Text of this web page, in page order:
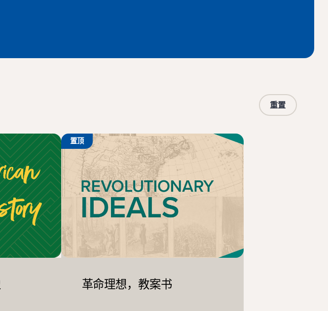
重置
置顶
革命理想，教案书